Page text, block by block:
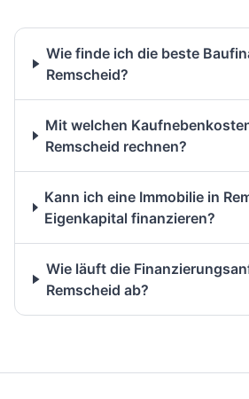
Wie finde ich die beste
Remscheid?
Mit welchen
Remscheid rechnen?
Kann ich eine Immobilie in
Eigenkapital finanzieren?
Wie läuft die
Remscheid ab?